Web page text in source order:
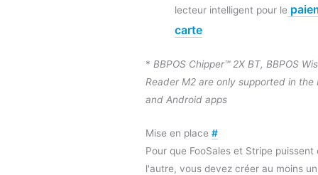
lecteur intelligent pour le
carte
* BBPOS Chipper™ 2X BT, BBPOS
Reader M2 are only supported in the
and Android apps
Mise en place #
Pour que FooSales et Stripe
l'autre, vous devez créer au moins